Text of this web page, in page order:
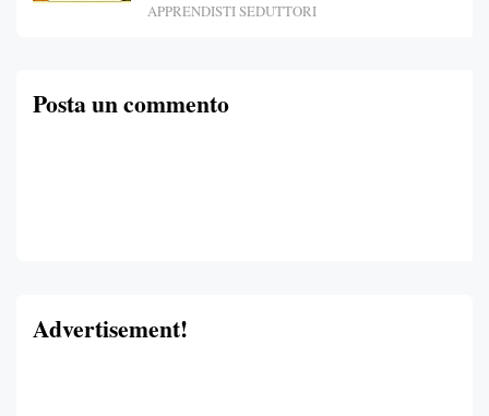
APPRENDISTI SEDUTTORI
Posta un commento
Advertisement!